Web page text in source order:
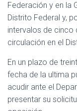
Federación y en la
Distrito Federal y,
intervalos de cinco
circulación en el
En un plazo de
fecha de la ultima
acudir ante el
presentar su